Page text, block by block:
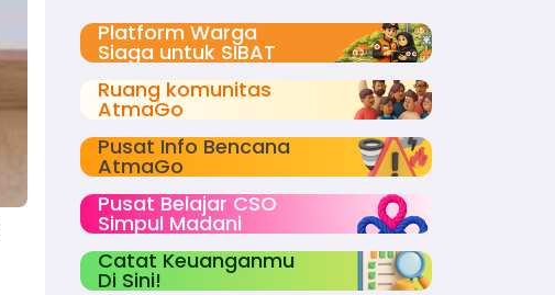
Platform Warga
Siaga untuk SIBAT
Ruang komunitas
AtmaGo
Pusat Info Bencana
AtmaGo
Pusat Belajar CSO
Simpul Madani
Catat Keuanganmu
Di Sini!